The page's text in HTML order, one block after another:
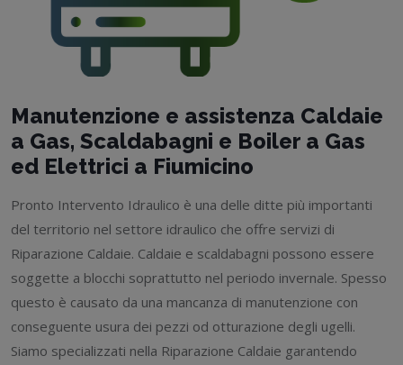
Manutenzione e assistenza Caldaie
a Gas, Scaldabagni e Boiler a Gas
ed Elettrici a Fiumicino
Pronto Intervento Idraulico è una delle ditte più importanti
del territorio nel settore idraulico che offre servizi di
Riparazione Caldaie. Caldaie e scaldabagni possono essere
soggette a blocchi soprattutto nel periodo invernale. Spesso
questo è causato da una mancanza di manutenzione con
conseguente usura dei pezzi od otturazione degli ugelli.
Siamo specializzati nella Riparazione Caldaie garantendo